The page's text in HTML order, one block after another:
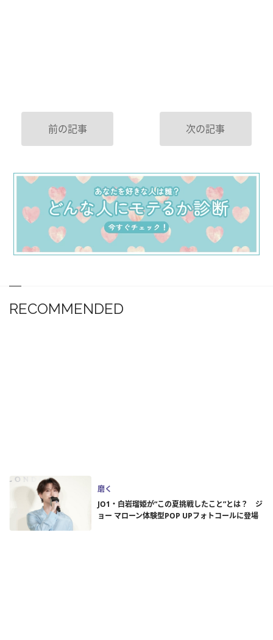
前の記事 次の記事
RECOMMENDED
磨く
JO1・白岩瑠姫が“この夏挑戦したこと”とは？ ジ
ョー マローン体験型POP UPフォトコールに登場